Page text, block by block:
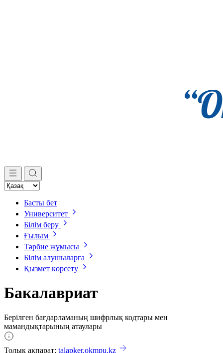
Басты бет
Университет
Білім беру
Ғылым
Тәрбие жұмысы
Білім алушыларға
Қызмет көрсету
Бакалавриат
Берілген бағдарламаның шифрлық кодтары мен
мамандықтарының атаулары
Толық ақпарат: talapker.okmpu.kz